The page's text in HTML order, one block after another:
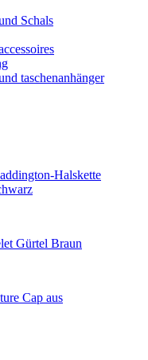
Schals
taschenanhänger